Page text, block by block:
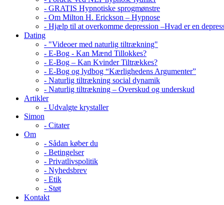
- GRATIS Hypnotiske sprogmønstre
- Om Milton H. Erickson – Hypnose
- Hjælp til at overkomme depression –Hvad er en
Dating
- "Videoer med naturlig tiltrækning"
- E-Bog - Kan Mænd Tillokkes?
- E-Bog – Kan Kvinder Tiltrækkes?
- E-Bog og lydbog “Kærlighedens Argumenter”
- Naturlig tiltrækning social dynamik
- Naturlig tiltrækning – Overskud og underskud
Artikler
- Udvalgte krystaller
Simon
- Citater
Om
- Sådan køber du
- Betingelser
- Privatlivspolitik
- Nyhedsbrev
- Etik
- Støt
Kontakt